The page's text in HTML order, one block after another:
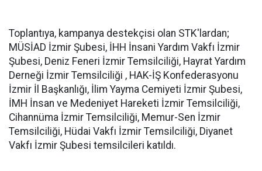
Toplantıya, kampanya destekçisi olan STK'lardan;
MÜSİAD İzmir Şubesi, İHH İnsani Yardım Vakfı İzmir
Şubesi, Deniz Feneri İzmir Temsilciliği, Hayrat Yardım
Derneği İzmir Temsilciliği , HAK-İŞ Konfederasyonu
İzmir İl Başkanlığı, İlim Yayma Cemiyeti İzmir Şubesi,
İMH İnsan ve Medeniyet Hareketi İzmir Temsilciliği,
Cihannüma İzmir Temsilciliği, Memur-Sen İzmir
Temsilciliği, Hüdai Vakfı İzmir Temsilciliği, Diyanet
Vakfı İzmir Şubesi temsilcileri katıldı.